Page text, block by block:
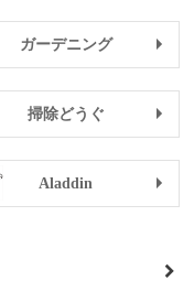
ガーデニング
掃除どうぐ
Aladdin